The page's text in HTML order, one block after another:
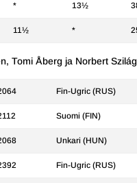
* 13½
11½ *
Tomi Åberg ja Norbert
Fin-Ugric (RUS)
Suomi (FIN)
Unkari (HUN)
Fin-Ugric (RUS)